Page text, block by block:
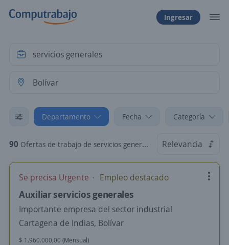
Ingresar
Departamento Fecha Categoría
90 Ofertas de trabajo de servicios generales en Bolívar Relevancia
Se precisa Urgente Empleo destacado
Auxiliar servicios generales
Importante empresa del sector industrial
Cartagena de Indias, Bolívar
$ 1.960.000,00 (Mensual)